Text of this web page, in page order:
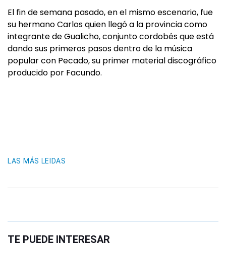
El fin de semana pasado, en el mismo escenario, fue
su hermano Carlos quien llegó a la provincia como
integrante de Gualicho, conjunto cordobés que está
dando sus primeros pasos dentro de la música
popular con Pecado, su primer material discográfico
producido por Facundo.
LAS MÁS LEIDAS
TE PUEDE INTERESAR